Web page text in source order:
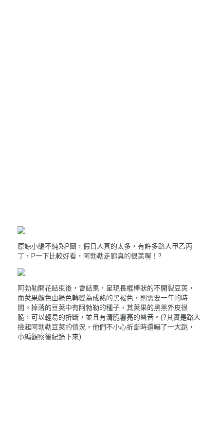
原諒小編不純熟P圖，假日人真的太多，有許多路人甲乙丙
丁，P一下比較好看，阿勃勒走廊真的很美喔！?
阿勃勒開花結束後，會結果，呈現長棍棒狀的不開裂豆莢，
而莢果顏色由綠色轉變為成熟的黑褐色，則需要一年的時
間 。掉落的豆莢中有阿勃勒的種子，其莢果的黑黑外皮很
脆，可以輕易的折斷，並且有清脆響亮的聲音。(?其實是路人
撿起阿勃勒豆莢的情況，他們不小心折斷時還嚇了一大跳，
小編觀察後紀錄下來)